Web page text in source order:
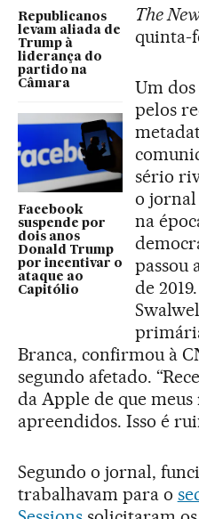
Republicanos
levam aliada de
Trump à
liderança do
partido na
Câmara
Facebook
suspende por
dois anos
Donald Trump
por incentivar o
ataque ao
Capitólio
The
quinta-
Um dos
pelos
sério
o
na
passou
de
Branca, confirmou à
segundo afetado.
da Apple de que
apreendidos. Isso é
Segundo o jornal,
trabalhavam para o